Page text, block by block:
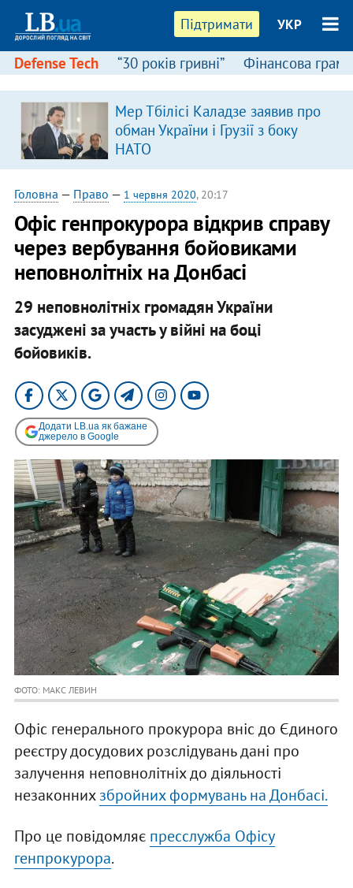
Підтримати УКР
Defense Tech “30 років гривні” Фінансова
Мер Тбілісі Каладзе заявив про
обман України і Грузії з боку
НАТО
Головна — Право — 1 червня 2020, 20:17
Офіс генпрокурора відкрив справу
через вербування бойовиками
неповнолітніх на Донбасі
29 неповнолітніх громадян України
засуджені за участь у війні на боці
бойовиків.
Додати LB.ua як бажане
джерело в Google
ФОТО: МАКС ЛЕВИН
Офіс генерального прокурора вніс до Єдиного
реєстру досудових розслідувань дані про
залучення неповнолітніх до діяльності
незаконнихзбройних формувань на Донбасі.
Про це повідомляє пресслужба Офісу
генпрокурора.